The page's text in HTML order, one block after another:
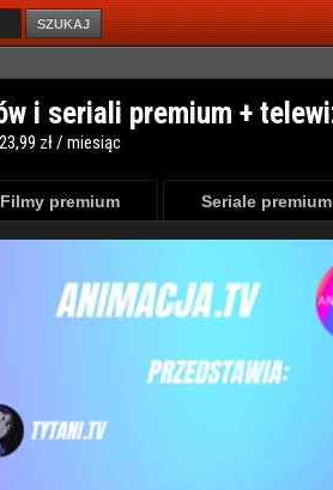
SZUKAJ
Filmy premium Seriale premium